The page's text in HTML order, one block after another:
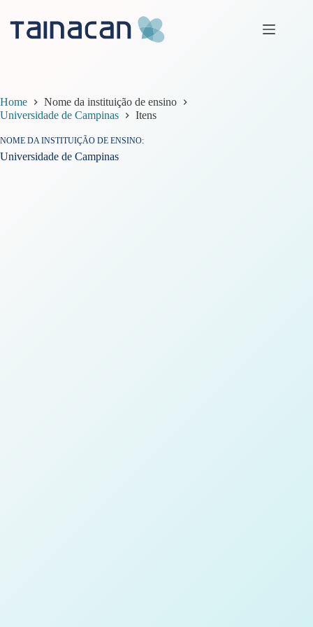
conteúdo
Home
Nome da instituição de ensino
Universidade de Campinas
Itens
NOME DA INSTITUIÇÃO DE ENSINO
Universidade de Campinas